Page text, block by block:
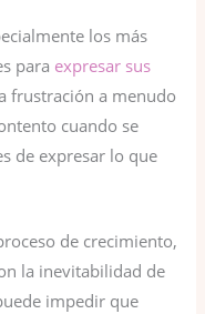
los más
para expresar sus
frustración a menudo
cuando se
de expresar lo que
de crecimiento,
la inevitabilidad de
impedir que